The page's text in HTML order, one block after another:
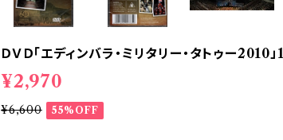
ＤＶＤ「エディンバラ・ミリタリー・タトゥー2010
¥2,970
¥6,600 55%OFF